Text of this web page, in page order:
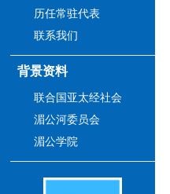
历任常驻代表
联系我们
背景资料
联合国亚太经社会
湄公河委员会
湄公学院